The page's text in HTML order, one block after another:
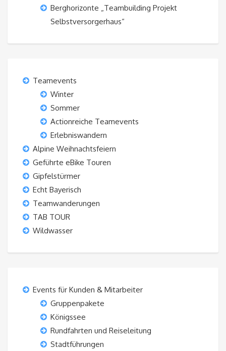
Berghorizonte „Teambuilding Projekt
Selbstversorgerhaus“
Teamevents
Winter
Sommer
Actionreiche Teamevents
Erlebniswandern
Alpine Weihnachtsfeiern
Geführte eBike Touren
Gipfelstürmer
Echt Bayerisch
Teamwanderungen
TAB TOUR
Wildwasser
Events für Kunden & Mitarbeiter
Gruppenpakete
Königssee
Rundfahrten und Reiseleitung
Stadtführungen